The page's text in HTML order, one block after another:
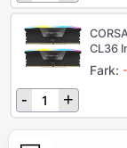
CL36
Fark:
- +